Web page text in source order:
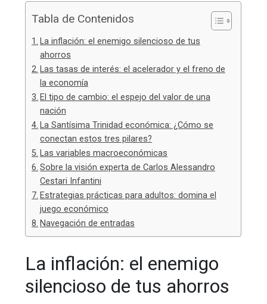
Tabla de Contenidos
La inflación: el enemigo silencioso de tus
ahorros
Las tasas de interés: el acelerador y el freno de
la economía
El tipo de cambio: el espejo del valor de una
nación
La Santísima Trinidad económica: ¿Cómo se
conectan estos tres pilares?
Las variables macroeconómicas
Sobre la visión experta de Carlos Alessandro
Cestari Infantini
Estrategias prácticas para adultos: domina el
juego económico
Navegación de entradas
La inflación: el enemigo
silencioso de tus ahorros